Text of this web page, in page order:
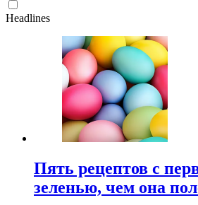
Headlines
Пять рецептов с
зеленью, чем она